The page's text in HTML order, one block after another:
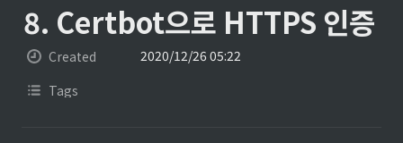
8. Certbot으로 HTTPS 인증
Created
2020/12/26 05:22
Tags